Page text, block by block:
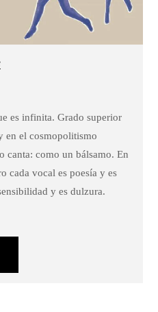
es infinita. Grado superior
en el cosmopolitismo
canta: como un bálsamo. En
cada vocal es poesía y es
y es dulzura.